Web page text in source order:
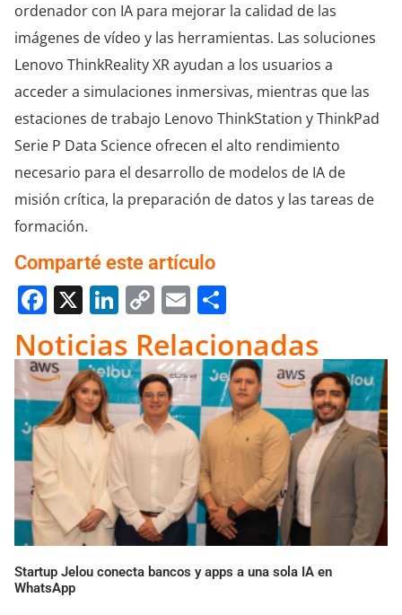
ordenador con IA para mejorar la calidad de las
imágenes de vídeo y las herramientas. Las soluciones
Lenovo ThinkReality XR ayudan a los usuarios a
acceder a simulaciones inmersivas, mientras que las
estaciones de trabajo Lenovo ThinkStation y ThinkPad
Serie P Data Science ofrecen el alto rendimiento
necesario para el desarrollo de modelos de IA de
misión crítica, la preparación de datos y las tareas de
formación.
Comparté este artículo
Facebook
X LinkedIn
Copy
Link
Email
Noticias Relacionadas
Startup Jelou conecta bancos y apps a una sola IA en
WhatsApp